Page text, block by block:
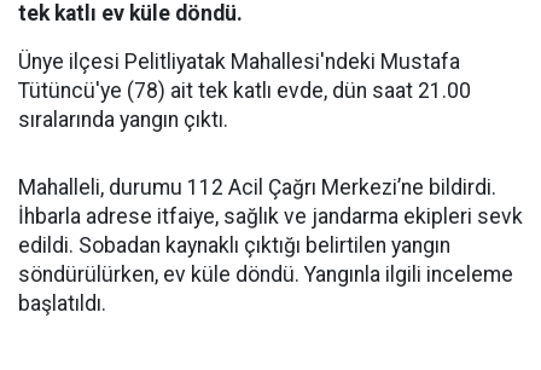
tek katlı ev küle döndü.
Ünye ilçesi Pelitliyatak Mahallesi'ndeki Mustafa
Tütüncü'ye (78) ait tek katlı evde, dün saat 21.00
sıralarında yangın çıktı.
Mahalleli, durumu 112 Acil Çağrı Merkezi’ne bildirdi.
İhbarla adrese itfaiye, sağlık ve jandarma ekipleri sevk
edildi. Sobadan kaynaklı çıktığı belirtilen yangın
söndürülürken, ev küle döndü. Yangınla ilgili inceleme
başlatıldı.